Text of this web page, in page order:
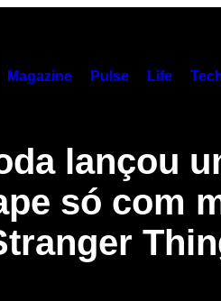
Magazine Pulse Life
lançou
só com